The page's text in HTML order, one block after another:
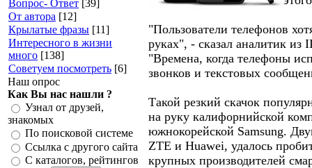
Вопрос- Ответ [39]
От автора [12]
Крылатые фразы [11]
Интересного в жизни
много [138]
Советуем посмотреть [6]
Наш опрос
Как Вы нас нашли ?
Узнал от друзей,
знакомых
По поисковой системе
Ссылка с другого сайта
С каталогов, рейтингов
"Пользователи телефонов
руках", - сказал аналитик из
"Времена, когда телефоны
звонков и текстовых
Такой резкий скачок
на руку калифорнийской
южнокорейской Samsung.
ZTE и Huawei, удалось
крупных производителей